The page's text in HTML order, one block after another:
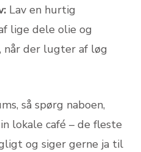
Lav en hurtig
lige dele olie og
når der lugter af løg
så spørg naboen,
lokale café – de fleste
og siger gerne ja til